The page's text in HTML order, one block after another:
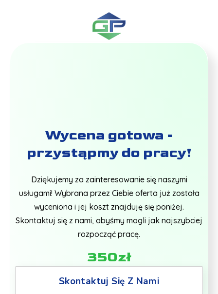
Wycena gotowa -
przystąpmy do pracy!
Dziękujemy za zainteresowanie się naszymi
usługami! Wybrana przez Ciebie oferta już została
wyceniona i jej koszt znajduję się poniżej.
Skontaktuj się z nami, abyśmy mogli jak najszybciej
rozpocząć pracę.
350zł
Skontaktuj Się Z Nami